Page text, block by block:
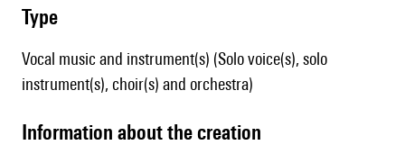
type
Vocal music and instrument(s) (Solo voice(s), solo
instrument(s), choir(s) and orchestra)
information about the creation